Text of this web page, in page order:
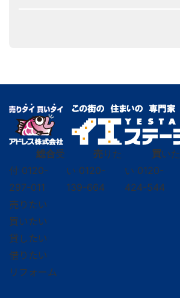
総合受
付 0120-
297-011
売りた
い 0120-
139-664
買いた
い 0120-
424-544
売りたい
買いたい
貸したい
借りたい
リフォーム